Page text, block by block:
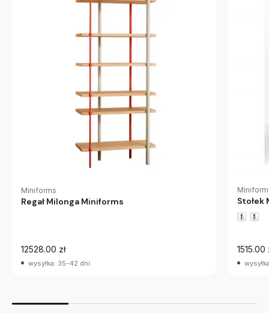
Miniforms
Regał Milonga Miniforms
12528.00 zł
wysyłka: 35-42 dni
Stołek
1515.00